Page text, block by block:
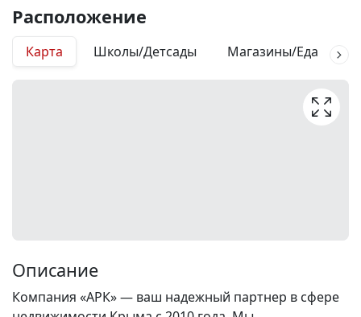
Расположение
Карта Школы/Детсады Магазины/Еда
Описание
Компания «АРК» — ваш надежный партнер в сфере